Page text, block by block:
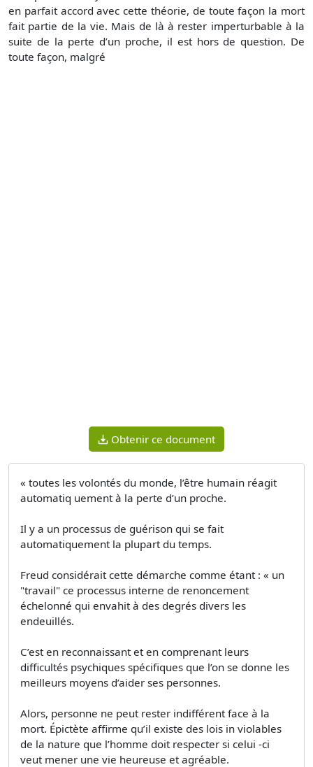
en parfait accord avec cette théorie, de toute façon la mort
fait partie de la vie. Mais de là à rester imperturbable à la
suite de la perte d’un proche, il est hors de question. De
toute façon, malgré
Obtenir ce document
« toutes les volontés du monde, l’être humain réagit
automatiq uement à la perte d’un proche.
Il y a un processus de guérison qui se fait
automatiquement la plupart du temps.
Freud considérait cette démarche comme étant : « un
"travail" ce processus interne de renoncement
échelonné qui envahit à des degrés divers les
endeuillés.
C’est en reconnaissant et en comprenant leurs
difficultés psychiques spécifiques que l’on se donne les
meilleurs moyens d’aider ses personnes.
Alors, personne ne peut rester indifférent face à la
mort. Épictète affirme qu’il existe des lois in violables
de la nature que l’homme doit respecter si celui -ci
veut mener une vie heureuse et agréable.